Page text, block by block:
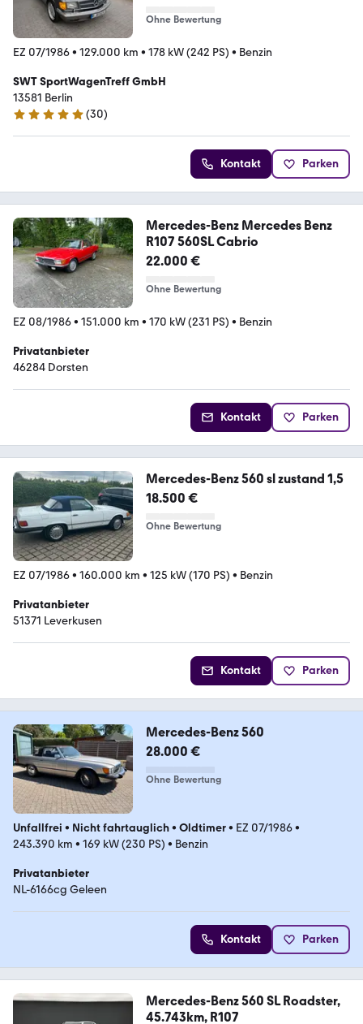
Ohne Bewertung
EZ 07/1986• 129.000 km • 178 kW (242 PS) • Benzin
SWT SportWagenTreff GmbH
13581 Berlin
4.9 Sterne
(30)
Kontakt Parken
Mercedes-Benz Mercedes Benz
R107 560SL Cabrio
22.000 €
Ohne Bewertung
EZ 08/1986• 151.000 km • 170 kW (231 PS) • Benzin
Privatanbieter
46284 Dorsten
Kontakt Parken
Mercedes-Benz 560 sl zustand 1,5
18.500 €
Ohne Bewertung
EZ 07/1986• 160.000 km • 125 kW (170 PS) • Benzin
Privatanbieter
51371 Leverkusen
Kontakt Parken
Mercedes-Benz 560
28.000 €
Ohne Bewertung
Unfallfrei • Nicht fahrtauglich• Oldtimer• EZ 07/1986•
243.390 km • 169 kW (230 PS) • Benzin
Privatanbieter
NL-6166cg Geleen
Kontakt Parken
Mercedes-Benz 560 SL Roadster,
45.743km, R107